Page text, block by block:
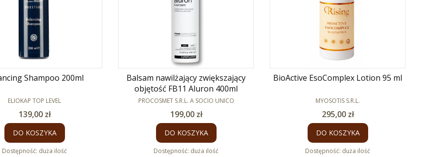
Shampoo 200ml
PRODUCENT
ELIOKAP TOP LEVEL
Cena
139,00 zł
DO KOSZYKA
Dostępność: duża ilość
Balsam nawilżający zwiększający
objętość FB11 Aluron 400ml
PRODUCENT
PROCOSMET S.R.L. A SOCIO UNICO
Cena
199,00 zł
DO KOSZYKA
Dostępność: duża ilość
BioActive EsoComplex Lotion 95 ml
PRODUCENT
MYOSOTIS S.R.L.
Cena
295,00 zł
DO KOSZYKA
Dostępność: duża ilość